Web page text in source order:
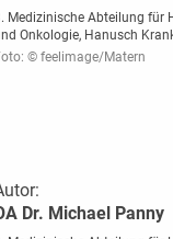
Medizinische Abteilung für
Onkologie, Hanusch
© feelimage/Matern
Dr. Michael Panny